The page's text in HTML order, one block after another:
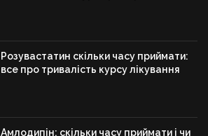
Розувастатин скільки часу приймати:
все про тривалість курсу лікування
Амлодипін: скільки часу приймати і чи